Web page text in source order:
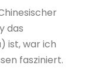
das
ist, war ich
fasziniert.